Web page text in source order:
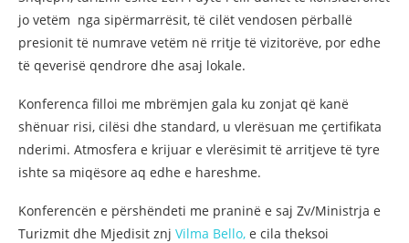
jo vetëm nga sipërmarrësit, të cilët vendosen përballë
presionit të numrave vetëm në rritje të vizitorëve, por edhe
të qeverisë qendrore dhe asaj lokale.
Konferenca filloi me mbrëmjen gala ku zonjat që kanë
shënuar risi, cilësi dhe standard, u vlerësuan me çertifikata
nderimi. Atmosfera e krijuar e vlerësimit të arritjeve të tyre
ishte sa miqësore aq edhe e hareshme.
Konferencën e përshëndeti me praninë e saj Zv/Ministrja e
Turizmit dhe Mjedisit znj Vilma Bello, e cila theksoi